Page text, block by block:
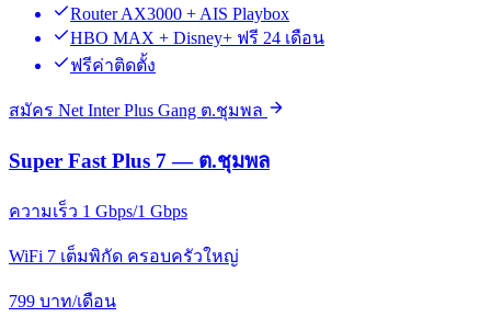
Router AX3000 + AIS Playbox
HBO MAX + Disney+ ฟรี 24 เดือน
ฟรีค่าติดตั้ง
สมัคร Net Inter Plus Gang ต.ชุมพล
Super Fast Plus 7 — ต.ชุมพล
ความเร็ว 1 Gbps/1 Gbps
WiFi 7 เต็มพิกัด ครอบครัวใหญ่
799 บาท/เดือน